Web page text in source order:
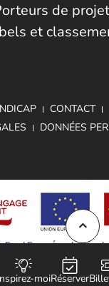
moiRéserver
de
et
CONTACT
DONNÉES
Fond Européen de